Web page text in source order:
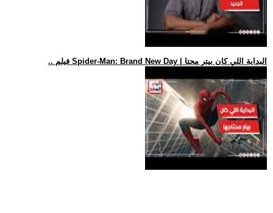
.. فيلم Spider-Man: Brand New Day | البداية اللي كان بيتر محتا